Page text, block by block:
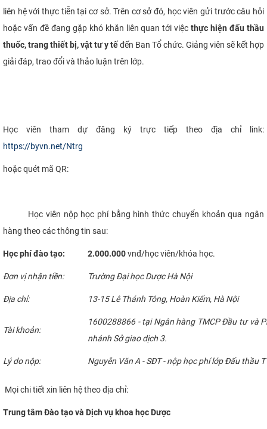
liên hệ với thực tiễn tại cơ sở. Trên cơ sở đó, học viên gửi trước câu hỏi
hoặc vấn đề đang gặp khó khăn liên quan tới việcthực hiện đấu thầu
thuốc, trang thiết bị, vật tư y tếđến Ban Tổ chức. Giảng viên sẽ kết hợp
giải đáp, trao đổi và thảo luận trên lớp.
Học viên tham dự đăng ký trực tiếp theo địa chỉ link:
https://byvn.net/Ntrg
hoặc quét mã QR:
Học viên nộp học phí bằng hình thức chuyển khoản qua ngân
hàng theo các thông tin sau:
Học phí đào tạo:
Đơn vị nhận tiền:
2.000.000vnđ/học viên/khóa học.
Trường Đại học Dược Hà Nội
Địa chỉ: 13-15 Lê Thánh Tông, Hoàn Kiếm, Hà Nội
Tài khoản:
1600288866 - tại Ngân hàng TMCP Đầu tư và
nhánh Sở giao dịch 3.
Lý do nộp: Nguyễn Văn A - SĐT - nộp học phí lớp Đấu thầu
Mọi chi tiết xin liên hệ theo địa chỉ:
Trung tâm Đào tạo và Dịch vụ khoa học Dược